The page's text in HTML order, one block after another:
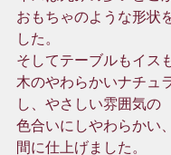
おもちゃのような形状
した。
そしてテーブルもイス
木のやわらかいナチュ
し、やさしい雰囲気の
色合いにしやわらかい
間に仕上げました。